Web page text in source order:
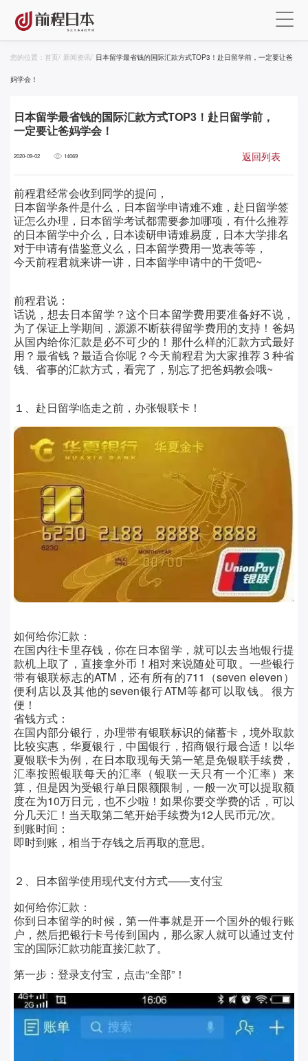
您的位置： 首页/ 新闻资讯/ 日本留学最省钱的国际汇款方式TOP3！赴日留学前，一定要让爸
妈学会！
日本留学最省钱的国际汇款方式TOP3！赴日留学前，
一定要让爸妈学会！
2020-09-02 14069 返回列表
前程君经常会收到同学的提问，
日本留学条件是什么，日本留学申请难不难，赴日留学签
证怎么办理，日本留学考试都需要参加哪项，有什么推荐
的日本留学中介么，日本读研申请难易度，日本大学排名
对于申请有借鉴意义么，日本留学费用一览表等等，
今天前程君就来讲一讲，日本留学申请中的干货吧~
前程君说：
话说，想去日本留学？这个日本留学费用要准备好不说，
为了保证上学期间， 源源不断获得留学费用的支持！爸妈
从国内给你汇款是必不可少的！ 那什么样的汇款方式最好
用？最省钱？最适合你呢？今天前程君为大家推荐３种省
钱、省事的汇款方式 ，看完了，别忘了把爸妈教会哦~
１、赴日留学临走之前，办张银联卡！
如何给你汇款：
在国内往卡里存钱，你在日本留学，就可以去当地银行提
款机上取了，直接拿外币！相对来说随处可取。一些银行
带有银联标志的ATM，还有所有的711（seven eleven）
便利店以及其他的seven银行ATM等都可以取钱。很方
便！
省钱方式：
在国内部分银行，办理带有银联标识的储蓄卡，境外取款
比较实惠， 华夏银行，中国银行，招商银行最合适！ 以华
夏银联卡为例，在日本取现每天第一笔是免银联手续费，
汇率按照银联每天的汇率（银联一天只有一个汇率）来
算，但是因为受银行单日限额限制，一般一次可以提取额
度在为10万日元，也不少啦！如果你要交学费的话，可以
分几天汇！当天取第二笔开始手续费为12人民币元/次。
到账时间：
即时到账，相当于存钱之后再取的意思。
２、日本留学使用现代支付方式——支付宝
如何给你汇款：
你到日本留学的时候，第一件事就是开一个国外的银行账
户，然后把银行卡号传到国内，那么家人就可以通过支付
宝的国际汇款功能直接汇款了。
第一步： 登录支付宝，点击“全部”！